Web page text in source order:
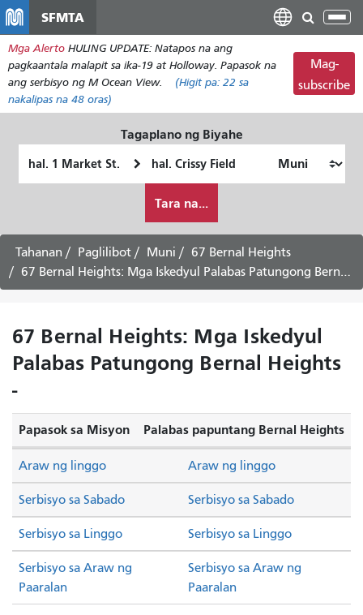
pangunahing
nilalaman
SFMTA
I-
ang
Mga Alerto HULING UPDATE: Natapos na ang
pagkaantala malapit sa ika-19 at Holloway. Papasok na
ang serbisyo ng M Ocean View.
(Higit pa: 22 sa
nakalipas na 48 oras)
Mag-
subscribe
Tagaplano ng Biyahe
ko
gustong
maglakbay
Tara na...
Tahanan Paglilibot Muni
67 Bernal Heights
67 Bernal Heights: Mga Iskedyul Palabas Patungong Bernal Heights
67 Bernal Heights: Mga Iskedyul
Palabas Patungong Bernal Heights
-
Papasok sa Misyon Palabas papuntang Bernal Heights
Serbisyo sa Sabado Serbisyo sa Sabado
Serbisyo sa Linggo Serbisyo sa Linggo
Araw ng linggo Araw ng linggo
Serbisyo sa Araw ng
Paaralan
Serbisyo sa Araw ng
Paaralan